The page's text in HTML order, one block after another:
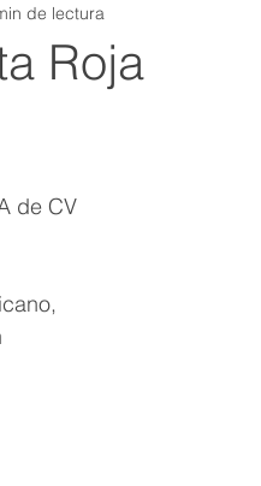
Roja
de lectura
de CV